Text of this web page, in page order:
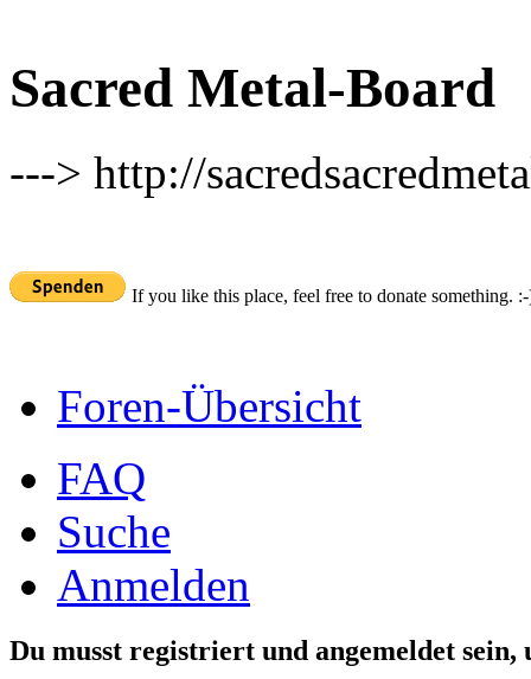
Sacred Metal-Board
---> http://
If you like this place, feel free to donate something.
Foren-Übersicht
FAQ
Suche
Anmelden
Du musst registriert und angemeldet